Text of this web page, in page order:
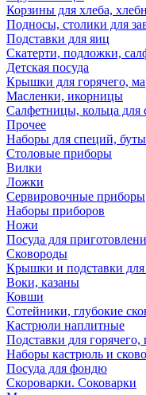
Корзины для хлеба,
Подносы, столики для
Подставки для яиц
Скатерти, подложки,
Детская посуда
Крышки для горячего,
Масленки, икорницы
Салфетницы, кольца для
Прочее
Наборы для специй,
Столовые приборы
Вилки
Ложки
Сервировочные приборы
Наборы приборов
Ножи
Посуда для
Сковороды
Крышки и подставки
Воки, казаны
Ковши
Сотейники, глубокие
Кастрюли наплитные
Подставки для
Наборы кастрюль и
Посуда для фондю
Скороварки. Соковарки